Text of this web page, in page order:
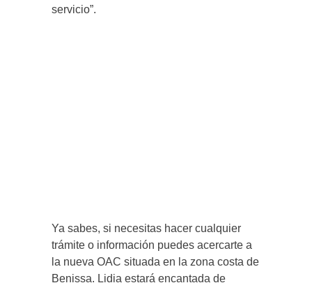
servicio”.
Ya sabes, si necesitas hacer cualquier
trámite o información puedes acercarte a
la nueva OAC situada en la zona costa de
Benissa. Lidia estará encantada de